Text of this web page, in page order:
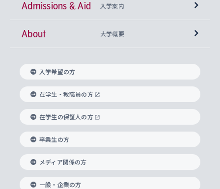
文学部
総合人間科学部
経済学部
外国語学部
総合グローバル学部
国際教養学部
上智大学の全学共通教育
基盤教育センター
キリスト教人間学
身体知
思考と表現
データサイエンス
上智大学の語学教育
言語教育研究センター
上智大学のグローバル教育
グローバル教育センター
上智大学で学ぶ
海外で学ぶ
学びのサポート
大学院
神学研究科
助産学専攻科
生涯学習
キリスト教文化研究所
中世思想研究所
国際言語情報研究所
グローバル・コンサーン研究所
比較文化研究所
ヨーロッパ研究所
Sophia Open Research Weeks (SORW)
産官学連携
知的財産
研究支援制度
重点領域研究・自由課題研究
研究活動に関する法令・研究費の使用について
学期区分と授業時間割
課外活動
課外教育プログラム
ボランティア活動
グローバルな学びのコミュニティ
学生の相談窓口
心身の健康相談
ハラスメント防止の取り組み
障がいのある学生への支援
キャリア形成サポート
キャリア形成支援プログラム
住まいのサポート
Admissions & Aid 入学案内
上智大学で取得できる学位
入れの方針）
科目等履修生
研究生・外国人特別研究生・国費留学生
交換留学生(海外大学から上智大学で学ぶ)
ノンディグリー生
About 大学概要
理事長・学長メッセージ
学長・副学長紹介
上智大学の精神
上智大学の理念
上智大学の沿革
ソフィア・アーカイブズ
グローバルエンゲージメント
上智大学を訪れた世界の知性
上智大学公式ソーシャルメディア
学校法人上智学院について
入学希望の方
在学生・教職員の方
在学生の保証人の方
卒業生の方
メディア関係の方
一般・企業の方